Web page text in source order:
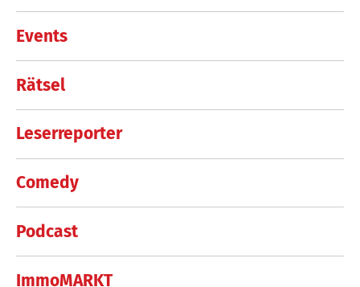
Events
Rätsel
Leserreporter
Comedy
Podcast
ImmoMARKT